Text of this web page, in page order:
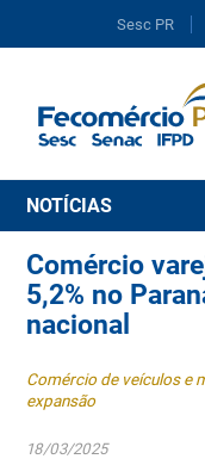
Sesc PR
NOTÍCIAS
Comércio
5,2% no
nacional
Comércio de veículos e
expansão
18/03/2025